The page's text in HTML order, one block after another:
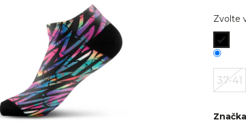
Zvolte
37-41